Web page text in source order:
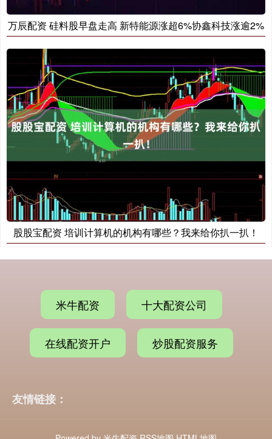
万辰配资 硅料股早盘走高 新特能源涨超6%协鑫科技涨逾2%
股股宝配资 培训计算机的机构有哪些？我来给你扒一扒！
米牛配资 十大配资公司
在线配资开户 炒股配资服务
友情链接：